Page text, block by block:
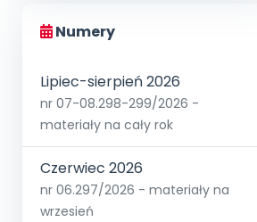
Numery
Lipiec-sierpień 2026
nr 07-08.298-299/2026 -
materiały na cały rok
Czerwiec 2026
nr 06.297/2026 - materiały na
wrzesień